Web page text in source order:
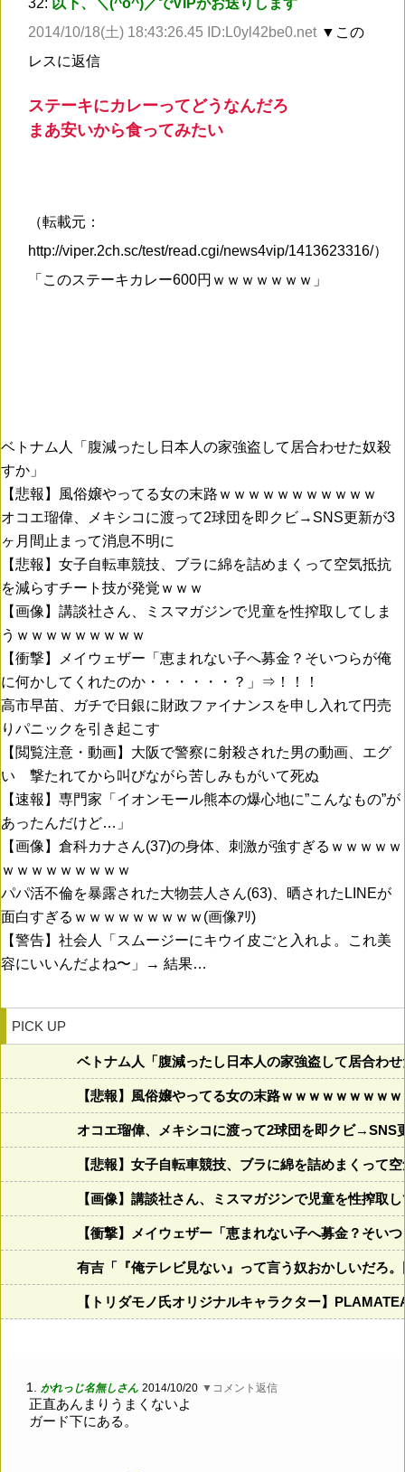
2014/10/18(土) 18:43:26.45 ID:L0yl42be0.net ▼この
レスに返信
ステーキにカレーってどうなんだろ
まあ安いから食ってみたい
（転載元：
http://viper.2ch.sc/test/read.cgi/news4vip/1413623316/）
「このステーキカレー600円ｗｗｗｗｗｗｗ」
ベトナム人「腹減ったし日本人の家強盗して居合わせた奴殺
すか」
【悲報】風俗嬢やってる女の末路ｗｗｗｗｗｗｗｗｗｗｗ
オコエ瑠偉、メキシコに渡って2球団を即クビ→SNS更新が3
ヶ月間止まって消息不明に
【悲報】女子自転車競技、ブラに綿を詰めまくって空気抵抗
を減らすチート技が発覚ｗｗｗ
【画像】講談社さん、ミスマガジンで児童を性搾取してしま
うｗｗｗｗｗｗｗｗｗ
【衝撃】メイウェザー「恵まれない子へ募金？そいつらが俺
に何かしてくれたのか・・・・・・？」⇒！！！
高市早苗、ガチで日銀に財政ファイナンスを申し入れて円売
りパニックを引き起こす
【閲覧注意・動画】大阪で警察に射殺された男の動画、エグ
い 撃たれてから叫びながら苦しみもがいて死ぬ
【速報】専門家「イオンモール熊本の爆心地に”こんなもの”が
あったんだけど…」
【画像】倉科カナさん(37)の身体、刺激が強すぎるｗｗｗｗｗ
ｗｗｗｗｗｗｗｗｗ
パパ活不倫を暴露された大物芸人さん(63)、晒されたLINEが
面白すぎるｗｗｗｗｗｗｗｗｗ(画像ｱﾘ)
【警告】社会人「スムージーにキウイ皮ごと入れよ。これ美
容にいいんだよね〜」→ 結果…
PICK UP
ベトナム人「腹減ったし日本人の家強盗して居合わ
【悲報】風俗嬢やってる女の末路ｗｗｗｗｗｗｗｗ
オコエ瑠偉、メキシコに渡って2球団を即クビ→SNS
【悲報】女子自転車競技、ブラに綿を詰めまくって
【画像】講談社さん、ミスマガジンで児童を性搾取
【衝撃】メイウェザー「恵まれない子へ募金？そ
有吉「『俺テレビ見ない』って言う奴おかしいだろ
【トリダモノ氏オリジナルキャラクター】
1. かれっじ名無しさん 2014/10/20 ▼コメント返信
正直あんまりうまくないよ
ガード下にある。